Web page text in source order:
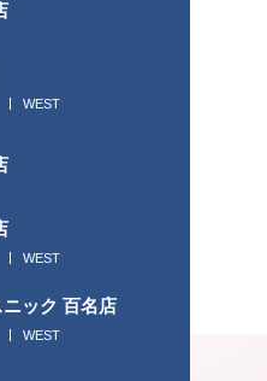
WEST
WEST
ック 百名店
WEST